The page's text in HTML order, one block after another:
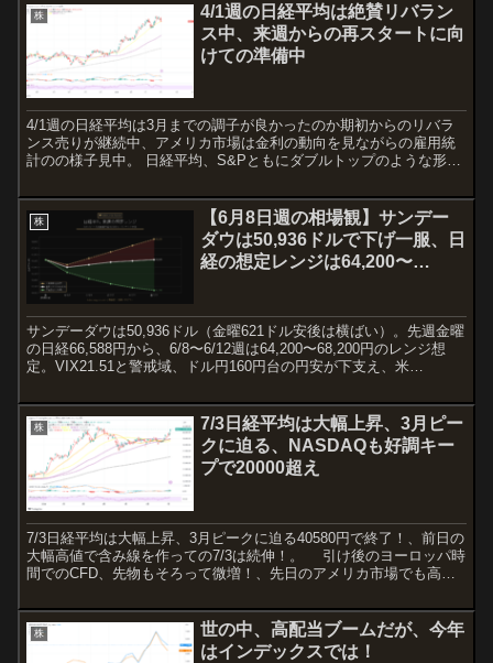
株
4/1週の日経平均は絶賛リバラン
ス中、来週からの再スタートに向
けての準備中
4/1週の日経平均は3月までの調子が良かったのか期初からのリバラ
ンス売りが継続中、アメリカ市場は金利の動向を見ながらの雇用統
計のの様子見中。 日経平均、S&Pともにダブルトップのような形を
株
【6月8日週の相場観】サンデー
ダウは50,936ドルで下げ一服、日
経の想定レンジは64,200〜
サンデーダウは50,936ドル（金曜621ドル安後は横ばい）。先週金曜
の日経66,588円から、6/8〜6/12週は64,200〜68,200円のレンジ想
定。VIX21.51と警戒域、ドル円160円台の円安が下支え、米
株
7/3日経平均は大幅上昇、3月ピー
クに迫る、NASDAQも好調キー
プで20000超え
7/3日経平均は大幅上昇、3月ピークに迫る40580円で終了！、前日の
大幅高値で含み線を作っての7/3は続伸！。 引け後のヨーロッパ時
間でのCFD、先物もそろって微増！、先日のアメリカ市場でも高値
株
世の中、高配当ブームだが、今年
はインデックスでは！